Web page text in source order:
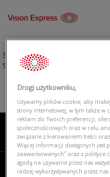
Strona główna|
Scuderia Ferrari
O NAS
MOJE VISION EXPRESS
Drogi użytkowniku,
Używamy plików cookie, aby
strony internetowej, w tym także w
reklam do Twoich preferencji,
społecznościowych oraz w celu
związane z kierowaniem treści
Więcej informacji dostępnych jest
zaawansowanych” oraz z polityce
zgodę na używanie przez nas
rodzaj wykorzystywanych przez